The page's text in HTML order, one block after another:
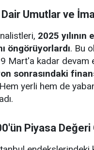
Umutlar ve
2025
öngörüyorlardı. Bu
Mart'a kadar devam
sonrasındaki
yerli hem de
Piyasa Değeri